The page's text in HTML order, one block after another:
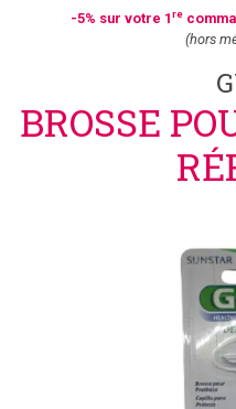
-5% sur votre 1re
(hors
BROSSE